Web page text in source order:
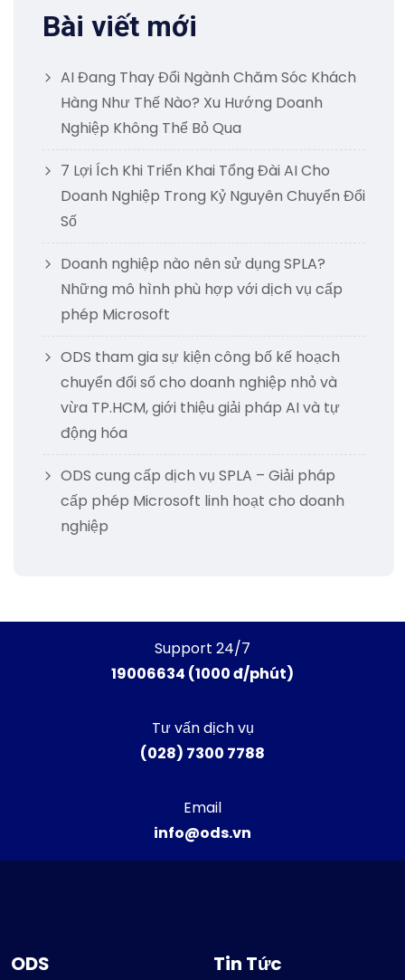
Bài viết mới
AI Đang Thay Đổi Ngành Chăm Sóc Khách
Hàng Như Thế Nào? Xu Hướng Doanh
Nghiệp Không Thể Bỏ Qua
7 Lợi Ích Khi Triển Khai Tổng Đài AI Cho
Doanh Nghiệp Trong Kỷ Nguyên Chuyển Đổi
Số
Doanh nghiệp nào nên sử dụng SPLA?
Những mô hình phù hợp với dịch vụ cấp
phép Microsoft
ODS tham gia sự kiện công bố kế hoạch
chuyển đổi số cho doanh nghiệp nhỏ và
vừa TP.HCM, giới thiệu giải pháp AI và tự
động hóa
ODS cung cấp dịch vụ SPLA – Giải pháp
cấp phép Microsoft linh hoạt cho doanh
nghiệp
Support 24/7
19006634 (1000 đ/phút)
Tư vấn dịch vụ
(028) 7300 7788
Email
info@ods.vn
ODS Tin Tức